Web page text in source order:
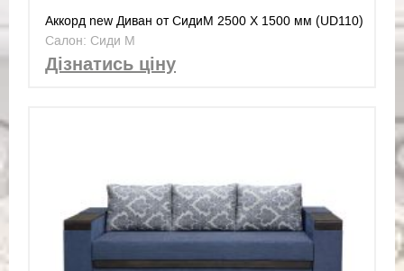
Аккорд new Диван от СидиМ 2500 Х 1500 мм (UD110)
Салон: Сиди М
Дізнатись ціну